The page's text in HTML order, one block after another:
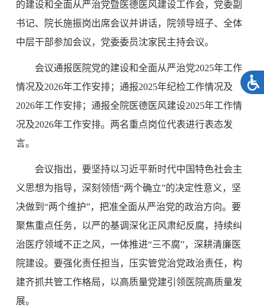
的建设和全面从严治党暨医德医风建设工作会，党委副
书记、院长施振岗出席会议并讲话，院领导班子、全体
中层干部参加会议，党委委员沈家民主持会议。
会议通报医院党的建设和全面从严治党2025年工作
情况及2026年工作安排；通报2025年纪检工作情况及
2026年工作安排；通报全院医德医风建设2025年工作情
况及2026年工作安排。两名重点岗位代表进行表态发
言。
会议指出，要坚持以习近平新时代中国特色社会主
义思想为指导，深刻领悟“两个确立”的决定性意义，坚
决做到“两个维护”，把准全面从严治党的政治方向。要
聚焦重点任务，以严的基调深化正风肃纪反腐，持续纠
治医疗领域不正之风，一体推进“三不腐”，深耕清廉医
院建设。要强化责任担当，压实管党治党政治责任，构
建齐抓共管工作格局，以高质量党建引领医院高质量发
展。